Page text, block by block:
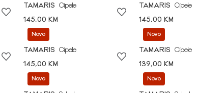
TAMARIS
Cipele
145,00 KM
TAMARIS
Cipele
145,00 KM
Novo
TAMARIS
Cipele
145,00 KM
Novo
TAMARIS
Cipele
139,00 KM
Novo Novo